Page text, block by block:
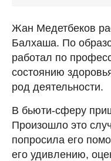
Жан Медетбеков
Балхаша. По
работал по
состоянию
род деятельности.
В бьюти-сферу
Произошло это
попросила его
его удивлению,